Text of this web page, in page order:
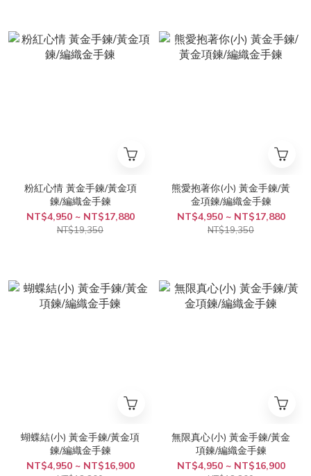
粉紅心情 黃金手鍊/黃金項
鍊/編織金手鍊
NT$4,950 ~ NT$17,880
NT$19,350
熊愛抱著你(小) 黃金手鍊/黃
金項鍊/編織金手鍊
NT$4,950 ~ NT$17,880
NT$19,350
蝴蝶結(小) 黃金手鍊/黃金項
鍊/編織金手鍊
NT$4,950 ~ NT$16,900
無限真心(小) 黃金手鍊/黃金
項鍊/編織金手鍊
NT$4,950 ~ NT$16,900